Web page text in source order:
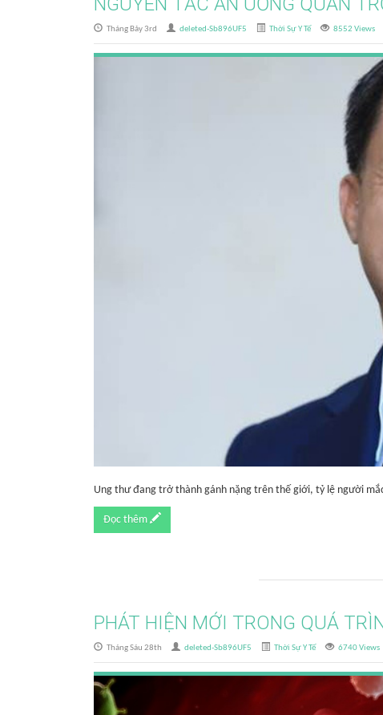
Tháng Bảy 3rd deleted-Sb896UF5 Thời Sự Y Tế 8552 Views
Ung thư đang trở thành gánh nặng trên thế giới, tỷ lệ người
Đọc thêm
PHÁT HIỆN MỚI TRONG QUÁ
Tháng Sáu 28th deleted-Sb896UF5 Thời Sự Y Tế 6740 Views